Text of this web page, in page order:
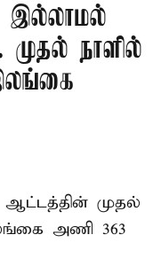
இல்லாமல்
முதல் நாளில்
ஆட்டத்தின் முதல்
அணி 363